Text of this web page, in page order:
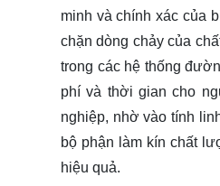
minh và chính xác của
chặn dòng chảy của
trong các hệ thống
phí và thời gian cho
nghiệp, nhờ vào tính
bộ phận làm kín chất
hiệu quả.